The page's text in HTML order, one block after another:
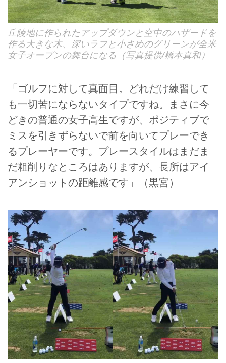
丘陵地に作られたアップダウンと空中のハザードを
作る大きな木、深いラフと小さめのグリーンが全米
女子オープンの舞台になる（写真提供/橋本真和）
「ゴルフに対して真面目。どれだけ練習して
も一切苦にならないタイプですね。まさに今
どきの普通の女子高生ですが、ポジティブで
ミスを引きずらないで前を向いてプレーでき
るプレーヤーです。プレースタイルはまだま
だ粗削りなところはありますが、長所はアイ
アンショットの距離感です」（黒宮）